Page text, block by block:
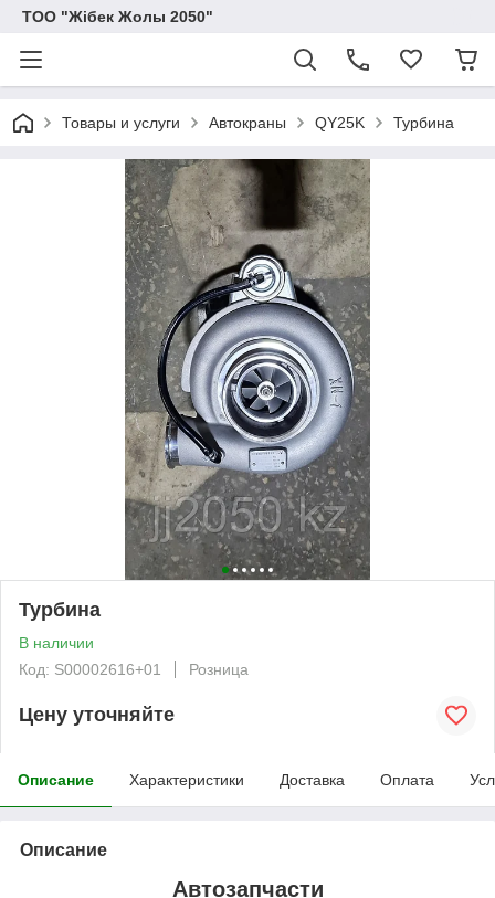
ТОО "Жібек Жолы 2050"
Товары и услуги Автокраны QY25K Турбина
Турбина
В наличии
Код: S00002616+01
Розница
Цену уточняйте
Описание Характеристики Доставка Оплата
Описание
Автозапчасти